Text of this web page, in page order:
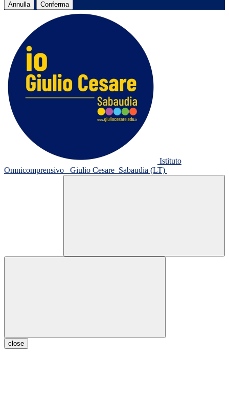
Annulla Conferma
Istituto
Omnicomprensivo
Giulio Cesare Sabaudia (LT)
close